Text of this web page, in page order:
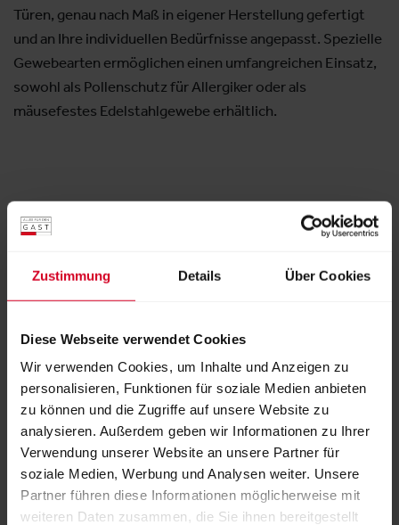
Zustimmung Details Über Cookies
Diese Webseite verwendet Cookies
Wir verwenden Cookies, um Inhalte und Anzeigen zu
personalisieren, Funktionen für soziale Medien anbieten
zu können und die Zugriffe auf unsere Website zu
analysieren. Außerdem geben wir Informationen zu Ihrer
Verwendung unserer Website an unsere Partner für
soziale Medien, Werbung und Analysen weiter. Unsere
Partner führen diese Informationen möglicherweise mit
weiteren Daten zusammen, die Sie ihnen bereitgestellt
Türen, genau nach Maß in eigener Herstellung gefertigt
und an Ihre individuellen Bedürfnisse angepasst. Spezielle
Gewebearten ermöglichen einen umfangreichen Einsatz,
sowohl als Pollenschutz für Allergiker oder als
mäusefestes Edelstahlgewebe erhältlich.
Aussteller:Hönninger GmbH Insektenschutz für
Weitere Produkte von diesem Aussteller
Maßgefertigte Lichtschacht - Abdeckungen
ZURÜCK ZUM AUSSTELLER